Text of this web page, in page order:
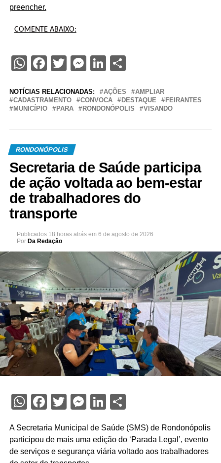
preencher.
COMENTE ABAIXO:
WhatsApp
Facebook
Twitter
Messenger
LinkedIn
Share
NOTÍCIAS RELACIONADAS: AÇÕES
AMPLIAR
CADASTRAMENTO
CONVOCA DESTAQUE
FEIRANTES
MUNICÍPIO
PARA RONDONÓPOLIS VISANDO
RONDONÓPOLIS
Secretaria de Saúde participa
de ação voltada ao bem-estar
de trabalhadores do
transporte
Publicados 18 horas atrás em 6 de agosto de 2026
Por Da Redação
WhatsApp
Facebook
Twitter
Messenger
LinkedIn
Share
A Secretaria Municipal de Saúde (SMS) de Rondonópolis
participou de mais uma edição do ‘Parada Legal’, evento
de serviços e segurança viária voltado aos trabalhadores